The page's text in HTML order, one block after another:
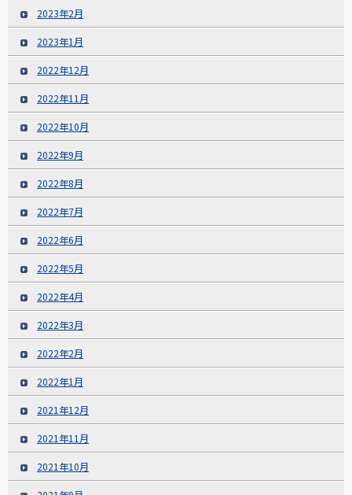
2023年2月
2023年1月
2022年12月
2022年11月
2022年10月
2022年9月
2022年8月
2022年7月
2022年6月
2022年5月
2022年4月
2022年3月
2022年2月
2022年1月
2021年12月
2021年11月
2021年10月